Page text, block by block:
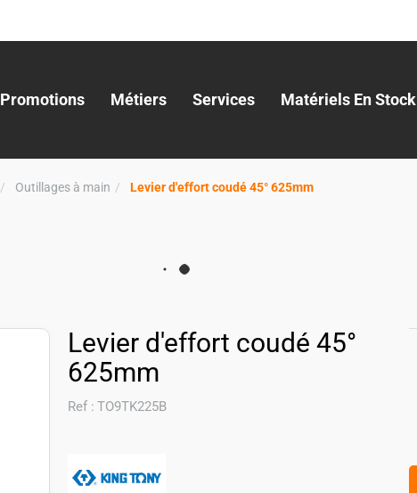
Promotions Métiers Services Matériels En Stock
Outillages à main Levier d'effort coudé 45° 625mm
Levier d'effort coudé 45°
625mm
Ref : TO9TK225B